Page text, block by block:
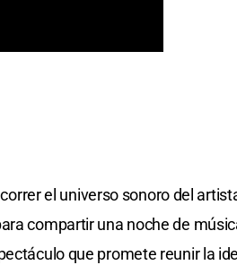
el universo sonoro del
compartir una noche de
que promete reunir la